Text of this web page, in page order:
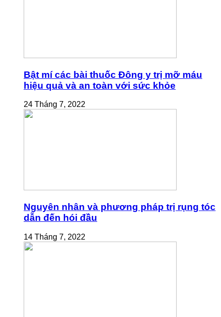
Bật mí các bài thuốc Đông y trị mỡ máu
hiệu quả và an toàn với sức khỏe
24 Tháng 7, 2022
Nguyên nhân và phương pháp trị rụng tóc
dẫn đến hói đầu
14 Tháng 7, 2022